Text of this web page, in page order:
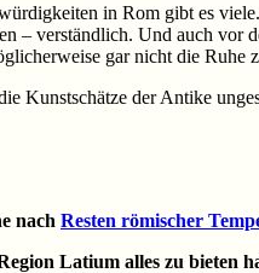
in Rom gibt es
– verständlich. Und auch vor
gar nicht die
Kunstschätze der Antike
nach Resten römischer
Latium alles zu bieten